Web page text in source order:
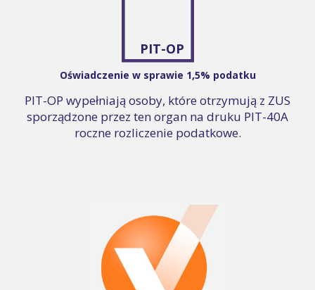
PIT-OP
Oświadczenie w sprawie 1,5% podatku
PIT-OP wypełniają osoby, które otrzymują z ZUS
sporządzone przez ten organ na druku PIT-40A
roczne rozliczenie podatkowe.